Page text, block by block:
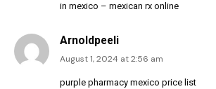
in mexico – mexican rx online
Arnoldpeeli
August 1, 2024 at 2:56 am
purple pharmacy mexico price list